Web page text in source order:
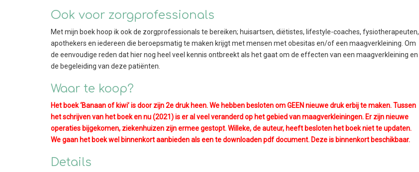
Ook voor zorgprofessionals
Met mijn boek hoop ik ook de zorgprofessionals te bereiken; huisartsen, diëtistes, lifestyle-coaches, fysiotherapeuten,
apothekers en iedereen die beroepsmatig te maken krijgt met mensen met obesitas en/of een maagverkleining. Om
de eenvoudige reden dat hier nog heel veel kennis ontbreekt als het gaat om de effecten van een maagverkleining en
de begeleiding van deze patiënten.
Waar te koop?
Het boek ‘Banaan of kiwi’ is door zijn 2e druk heen. We hebben besloten om GEEN nieuwe druk erbij te maken. Tussen
het schrijven van het boek en nu (2021) is er al veel veranderd op het gebied van maagverkleiningen. Er zijn nieuwe
operaties bijgekomen, ziekenhuizen zijn ermee gestopt. Willeke, de auteur, heeft besloten het boek niet te updaten.
We gaan het boek wel binnenkort aanbieden als een te downloaden pdf document. Deze is binnenkort beschikbaar.
Details